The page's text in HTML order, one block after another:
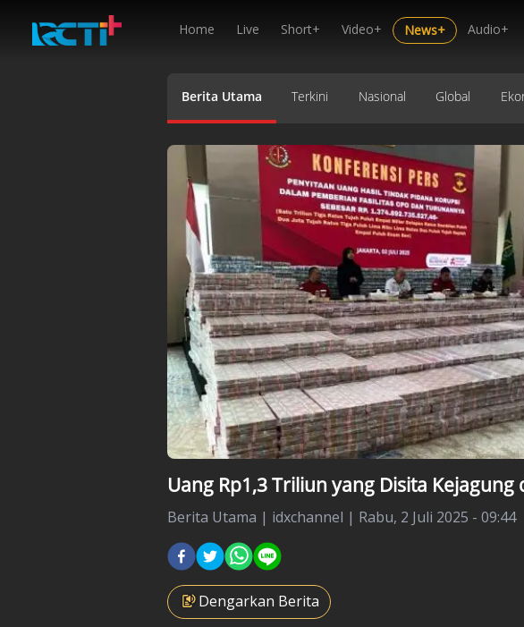
Home Live Short+ Video+ News+ Audio+
Berita Utama Terkini Nasional Global
Uang Rp1,3 Triliun yang Disita
Berita Utama | idxchannel | Rabu, 2 Juli 2025 - 09:44
Dengarkan Berita